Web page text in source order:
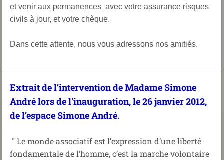
et venir aux permanences avec votre assurance risques
civils à jour, et votre chèque.
Dans cette attente, nous vous adressons nos amitiés.
Extrait de l’intervention de Madame Simone
André lors de l’inauguration, le 26 janvier 2012,
de l’espace Simone André.
" Le monde associatif est l’expression d’une liberté
fondamentale de l’homme, c’est la marche volontaire